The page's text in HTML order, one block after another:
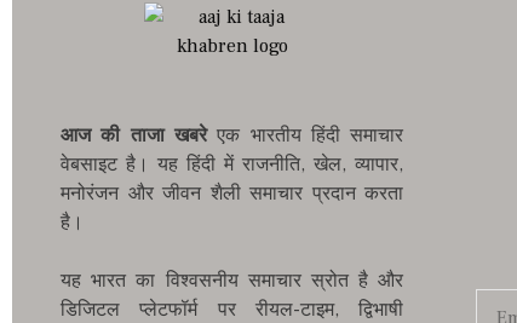
आज की ताजा खबरेएक भारतीय हिंदी समाचार
वेबसाइट है। यह हिंदी में राजनीति, खेल, व्यापार,
मनोरंजन और जीवन शैली समाचार प्रदान करता
है।
यह भारत का विश्वसनीय समाचार स्रोत है और
डिजिटल प्लेटफॉर्म पर रीयल-टाइम, द्विभाषी